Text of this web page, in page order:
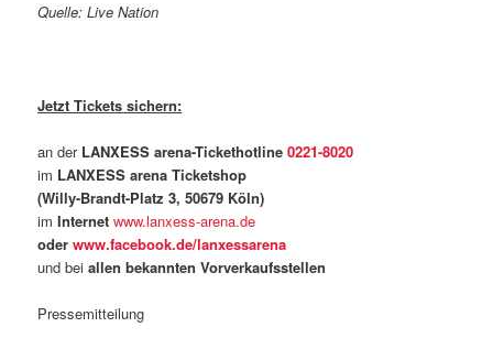
Quelle: Live Nation
Jetzt Tickets sichern:
an derLANXESS arena-Tickethotline0221-8020
im LANXESS arena Ticketshop
(Willy-Brandt-Platz 3, 50679 Köln)
im Internetwww.lanxess-arena.de
oderwww.facebook.de/lanxessarena
und beiallen bekannten Vorverkaufsstellen
Pressemitteilung